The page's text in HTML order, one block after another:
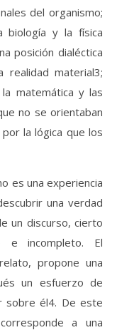
del organismo;
biología y la física
posición dialéctica
realidad material3;
matemática y las
no se orientaban
la lógica que los
es una experiencia
una verdad
un discurso, cierto
e incompleto. El
propone una
un esfuerzo de
sobre él4. De este
a una